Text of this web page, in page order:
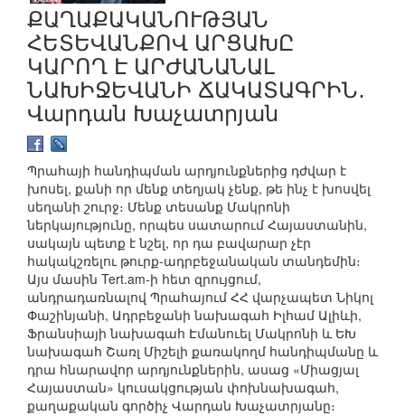
ՔԱՂԱՔԱԿԱՆՈՒԹՅԱՆ
ՀԵՏԵՎԱՆՔՈՎ ԱՐՑԱԽԸ
ԿԱՐՈՂ Է ԱՐԺԱՆԱՆԱԼ
ՆԱԽԻՋԵՎԱՆԻ ՃԱԿԱՏԱԳՐԻՆ․
Վարդան Խաչատրյան
Պրահայի հանդիպման արդյունքներից դժվար է
խոսել, քանի որ մենք տեղյակ չենք, թե ինչ է խոսվել
սեղանի շուրջ։ Մենք տեսանք Մակրոնի
ներկայությունը, որպես սատարում Հայաստանին,
սակայն պետք է նշել, որ դա բավարար չէր
հակակշռելու թուրք-ադրբեջանական տանդեմին։
Այս մասին Tert.am-ի հետ զրույցում,
անդրադառնալով Պրահայում ՀՀ վարչապետ Նիկոլ
Փաշինյանի, Ադրբեջանի նախագահ Իլհամ Ալիևի,
Ֆրանսիայի նախագահ Էմանուել Մակրոնի և ԵԽ
նախագահ Շառլ Միշելի քառակողմ հանդիպմանը և
դրա հնարավոր արդյունքներին, ասաց «Միացյալ
Հայաստան» կուսակցության փոխնախագահ,
քաղաքական գործիչ Վարդան Խաչատրյանը։